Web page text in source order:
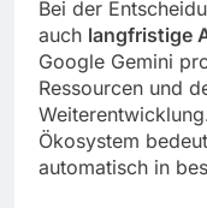
Bei der
auch langfristige
Google Gemini
Ressourcen und
Ökosystem
automatisch in